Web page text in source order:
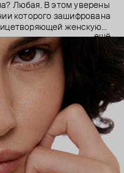
Любая. В этом уверены
которого зашифрована
женскую
Женственность и
силуэтами,
сплетаются
–
личности. А белые –
что в нас есть.
без слов.
ещё